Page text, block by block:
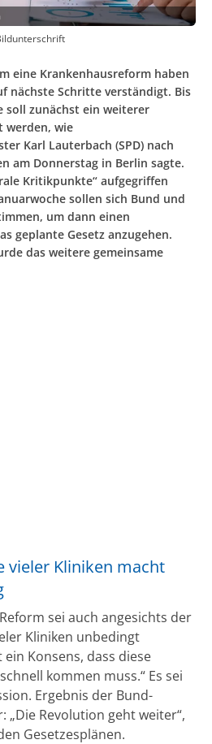
eine Krankenhausreform haben
nächste Schritte verständigt. Bis
soll zunächst ein weiterer
werden, wie
Karl Lauterbach (SPD) nach
am Donnerstag in Berlin sagte.
Kritikpunkte“ aufgegriffen
sollen sich Bund und
um dann einen
geplante Gesetz anzugehen.
das weitere gemeinsame
vieler Kliniken macht
sei auch angesichts der
Kliniken unbedingt
Konsens, dass diese
kommen muss.“ Es sei
Ergebnis der Bund-
„Die Revolution geht weiter“,
Gesetzesplänen.